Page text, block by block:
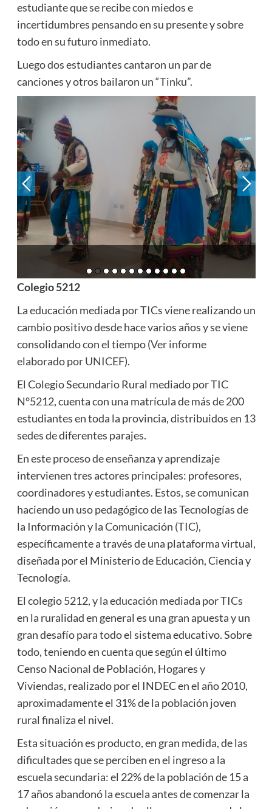
estudiante que se recibe con miedos e
incertidumbres pensando en su presente y sobre
todo en su futuro inmediato.
Luego dos estudiantes cantaron un par de
canciones y otros bailaron un “Tinku”.
Colegio 5212
La educación mediada por TICs viene realizando un
cambio positivo desde hace varios años y se viene
consolidando con el tiempo (Ver informe
elaborado por UNICEF).
El Colegio Secundario Rural mediado por TIC
N°5212, cuenta con una matrícula de más de 200
estudiantes en toda la provincia, distribuidos en 13
sedes de diferentes parajes.
En este proceso de enseñanza y aprendizaje
intervienen tres actores principales: profesores,
coordinadores y estudiantes. Estos, se comunican
haciendo un uso pedagógico de las Tecnologías de
la Información y la Comunicación (TIC),
específicamente a través de una plataforma virtual,
diseñada por el Ministerio de Educación, Ciencia y
Tecnología.
El colegio 5212, y la educación mediada por TICs
en la ruralidad en general es una gran apuesta y un
gran desafío para todo el sistema educativo. Sobre
todo, teniendo en cuenta que según el último
Censo Nacional de Población, Hogares y
Viviendas, realizado por el INDEC en el año 2010,
aproximadamente el 31% de la población joven
rural finaliza el nivel.
Esta situación es producto, en gran medida, de las
dificultades que se perciben en el ingreso a la
escuela secundaria: el 22% de la población de 15 a
17 años abandonó la escuela antes de comenzar la